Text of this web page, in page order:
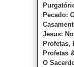
Pecado:
Jesus:
Profetas,
Profetas
O